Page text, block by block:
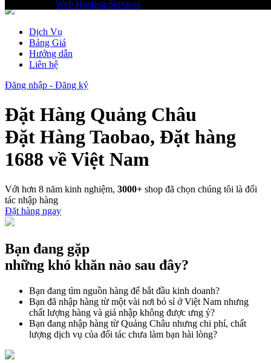
Dịch Vụ
Bảng Giá
Hướng dẫn
Liên hệ
Đăng nhập - Đăng ký
Đặt Hàng Quảng Châu
Đặt Hàng Taobao, Đặt hàng
1688 về Việt Nam
Với hơn 8 năm kinh nghiệm, 3000+ shop đã chọn chúng tôi là đối
tác nhập hàng
Đặt hàng ngay
Bạn đang gặp
những khó khăn nào sau đây?
Bạn đang tìm nguồn hàng để bắt đầu kinh doanh?
Bạn đã nhập hàng từ một vài nơi bỏ sỉ ở Việt Nam nhưng
chất lượng hàng và giá nhập không được ưng ý?
Bạn đang nhập hàng từ Quảng Châu nhưng chi phí, chất
lượng dịch vụ của đối tác chưa làm bạn hài lòng?
Web Hosting Services